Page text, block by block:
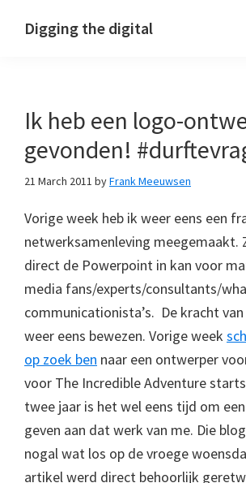
Digging the digital
Ik heb een logo-
gevonden!
21 March 2011 byFrank Meeuwsen
Vorige week heb ik weer eens een
netwerksamenleving meegemaakt.
direct de Powerpoint in kan voor
media fans/experts/consultants/
communicationista’s. De kracht
weer eens bewezen. Vorige week
op zoek ben naar een ontwerper
voor The Incredible Adventure
twee jaar is het wel eens tijd om
geven aan dat werk van me. Die
nogal wat los op de vroege
artikel werd direct behoorlijk